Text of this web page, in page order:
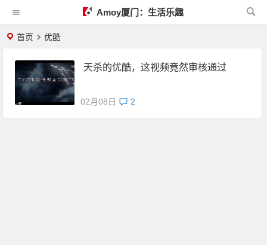
Amoy厦门：生活乐趣
首页 优酷
天杀的优酷，这视频竟然审核通过
02月08日 2